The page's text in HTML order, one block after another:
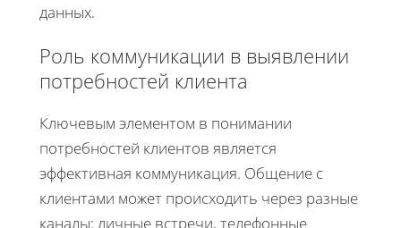
данных.
Роль коммуникации в выявлении
потребностей клиента
Ключевым элементом в понимании
потребностей клиентов является
эффективная коммуникация. Общение с
клиентами может происходить через разные
каналы: личные встречи, телефонные